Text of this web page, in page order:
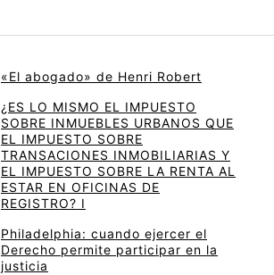
«El abogado» de Henri Robert
¿ES LO MISMO EL IMPUESTO
SOBRE INMUEBLES URBANOS QUE
EL IMPUESTO SOBRE
TRANSACIONES INMOBILIARIAS Y
EL IMPUESTO SOBRE LA RENTA AL
ESTAR EN OFICINAS DE
REGISTRO? I
Philadelphia: cuando ejercer el
Derecho permite participar en la
justicia